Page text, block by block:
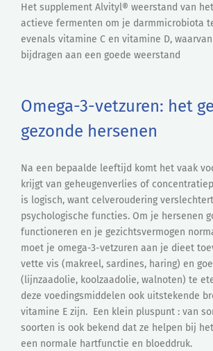
Het supplement Alvityl® weerstand van
actieve fermenten om je darmmicrobiota
evenals vitamine C en vitamine D,
bijdragen aan een goede weerstand
Omega-3-vetzuren: het
gezonde hersenen
Na een bepaalde leeftijd komt het vaak
krijgt van geheugenverlies of
is logisch, want celveroudering
psychologische functies. Om je hersenen
functioneren en je gezichtsvermogen
moet je omega-3-vetzuren aan je dieet
vette vis (makreel, sardines, haring) en
(lijnzaadolie, koolzaadolie, walnoten) te
deze voedingsmiddelen ook uitstekende
vitamine E zijn. Een klein pluspunt : van
soorten is ook bekend dat ze helpen bij
een normale hartfunctie en bloeddruk.